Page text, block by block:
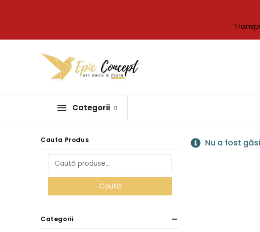
Categorii
Nu a fost
Cauta Produs
Caută
Categorii